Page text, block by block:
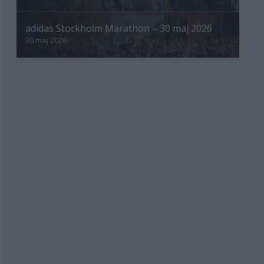
adidas Stockholm Marathon – 30 maj 2026
30 maj 2026